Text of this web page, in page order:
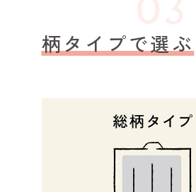
柄タイプで選ぶ